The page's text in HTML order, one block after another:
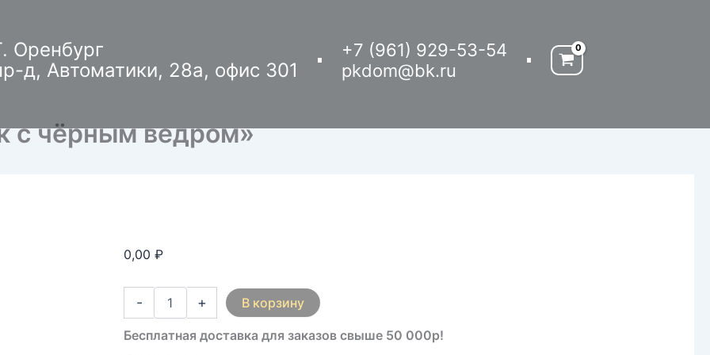
Оренбург
д, Автоматики, 28а, офис 301
+7 (961) 929-53-54
pkdom@bk.ru
с чёрным ведром»
0,00₽
-
"Снеговик
+ В корзину
Бесплатная доставка для заказов свыше 50 000р!